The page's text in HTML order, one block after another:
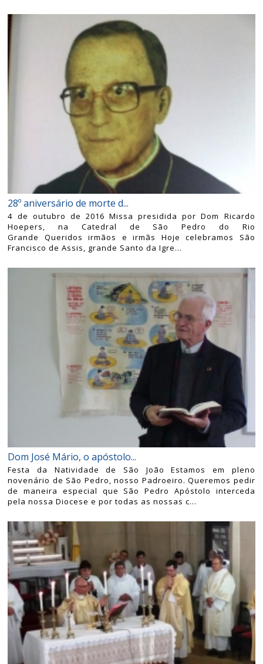
28º aniversário de morte d...
4 de outubro de 2016 Missa presidida por Dom Ricardo
Hoepers, na Catedral de São Pedro do Rio
Grande Queridos irmãos e irmãs Hoje celebramos São
Francisco de Assis, grande Santo da Igre...
Dom José Mário, o apóstolo...
Festa da Natividade de São João Estamos em pleno
novenário de São Pedro, nosso Padroeiro. Queremos pedir
de maneira especial que São Pedro Apóstolo interceda
pela nossa Diocese e por todas as nossas c...